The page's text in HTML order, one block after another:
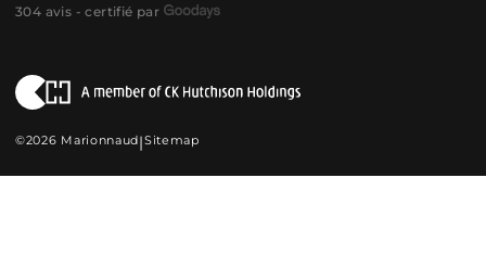
304 avis - certifié par
©2026 Marionnaud|Sitemap